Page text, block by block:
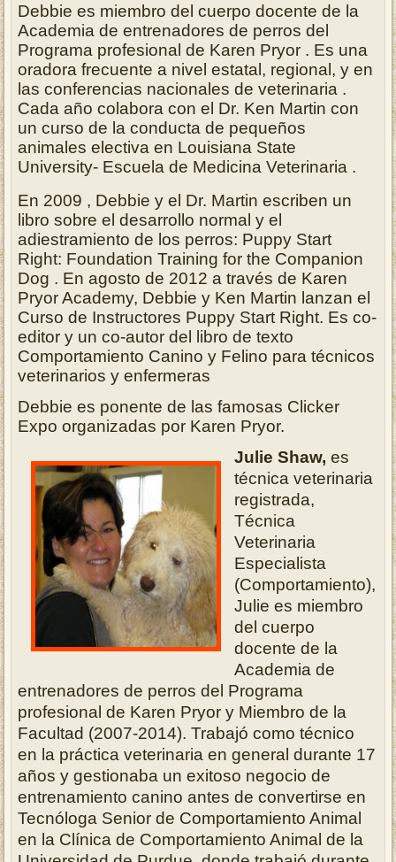
Debbie es miembro del cuerpo docente de la
Academia de entrenadores de perros del
Programa profesional de Karen Pryor . Es una
oradora frecuente a nivel estatal, regional, y en
las conferencias nacionales de veterinaria .
Cada año colabora con el Dr. Ken Martin con
un curso de la conducta de pequeños
animales electiva en Louisiana State
University- Escuela de Medicina Veterinaria .
En 2009 , Debbie y el Dr. Martin escriben un
libro sobre el desarrollo normal y el
adiestramiento de los perros: Puppy Start
Right: Foundation Training for the Companion
Dog . En agosto de 2012 a través de Karen
Pryor Academy, Debbie y Ken Martin lanzan el
Curso de Instructores Puppy Start Right. Es co-
editor y un co-autor del libro de texto
Comportamiento Canino y Felino para técnicos
veterinarios y enfermeras
Debbie es ponente de las famosas Clicker
Expo organizadas por Karen Pryor.
Julie Shaw, es
técnica veterinaria
registrada,
Técnica
Veterinaria
Especialista
(Comportamiento),
Julie es miembro
del cuerpo
docente de la
Academia de
entrenadores de perros del Programa
profesional de Karen Pryor y Miembro de la
Facultad (2007-2014). Trabajó como técnico
en la práctica veterinaria en general durante 17
años y gestionaba un exitoso negocio de
entrenamiento canino antes de convertirse en
Tecnóloga Senior de Comportamiento Animal
en la Clínica de Comportamiento Animal de la